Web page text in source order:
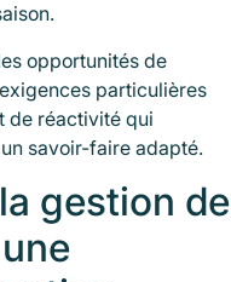
opportunités de
particulières
de réactivité qui
savoir-faire adapté.
gestion de